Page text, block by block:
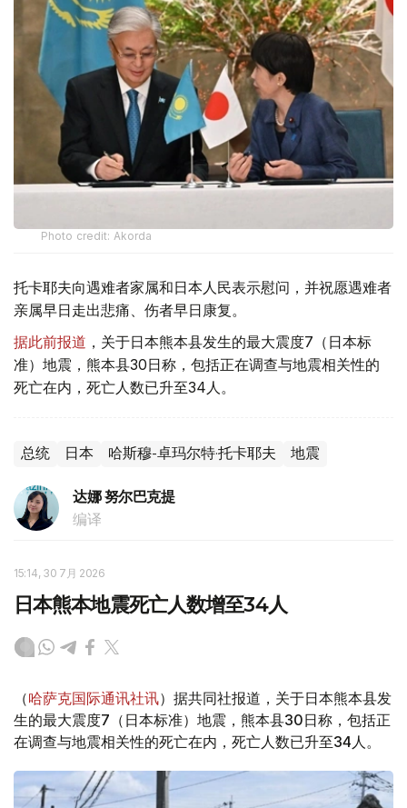
Photo credit: Akorda
托卡耶夫向遇难者家属和日本人民表示慰问，并祝愿遇难者
亲属早日走出悲痛、伤者早日康复。
据此前报道 ，关于日本熊本县发生的最大震度7（日本标
准）地震，熊本县30日称，包括正在调查与地震相关性的
死亡在内，死亡人数已升至34人。
总统 日本 哈斯穆-卓玛尔特·托卡耶夫 地震
达娜 努尔巴克提
编译
15:14, 30 7月 2026
日本熊本地震死亡人数增至34人
（哈萨克国际通讯社讯）据共同社报道，关于日本熊本县发
生的最大震度7（日本标准）地震，熊本县30日称，包括正
在调查与地震相关性的死亡在内，死亡人数已升至34人。